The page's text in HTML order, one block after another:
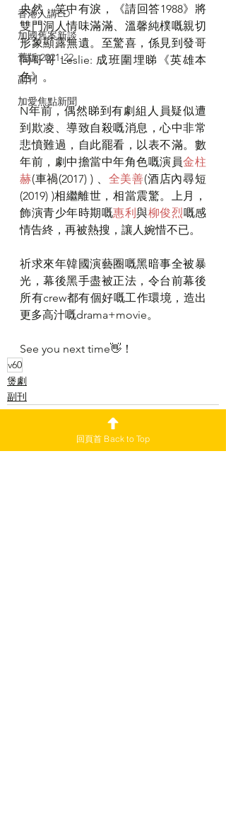
香港人講ED
加國舊案新談
舊版 2021-22
副刊
加愛焦點新聞
央然，笑中有淚，《請回答1988》將
雙門洞人情味滿滿、溫馨純樸嘅親切
形象顯露無遺。至驚喜，係見到發哥
同哥哥 Leslie: 成班圍埋睇《英雄本
色》。
N年前，偶然睇到有劇組人員疑似遭
到欺凌、導致自殺嘅消息，心中非常
悲憤難過，自此罷看，以表不滿。數
年前，劇中擔當中年角色嘅演員金柱
赫(車禍(2017) ) 、 全美善(酒店內尋短
(2019) )相繼離世，相當震驚。上月，
飾演青少年時期嘅惠利與柳俊烈嘅感
情告終，再被熱搜，讓人婉惜不已。
祈求來年韓國演藝圈嘅黑暗事全被暴
光，幕後黑手盡被正法，令台前幕後
所有crew都有個好嘅工作環境，造出
更多高汁嘅drama+movie。
See you next time👋！
v60
煲劇
副刊
回頁首 Back to Top